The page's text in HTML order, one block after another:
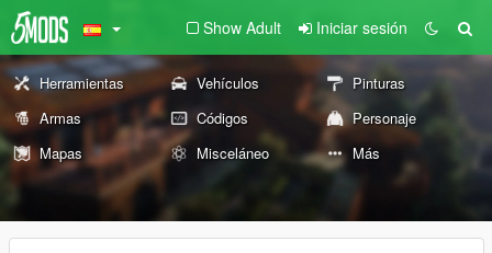
Show Adult Iniciar sesión
Herramientas Vehículos
Pinturas
Armas
Códigos
Personaje
Mapas
Misceláneo Más